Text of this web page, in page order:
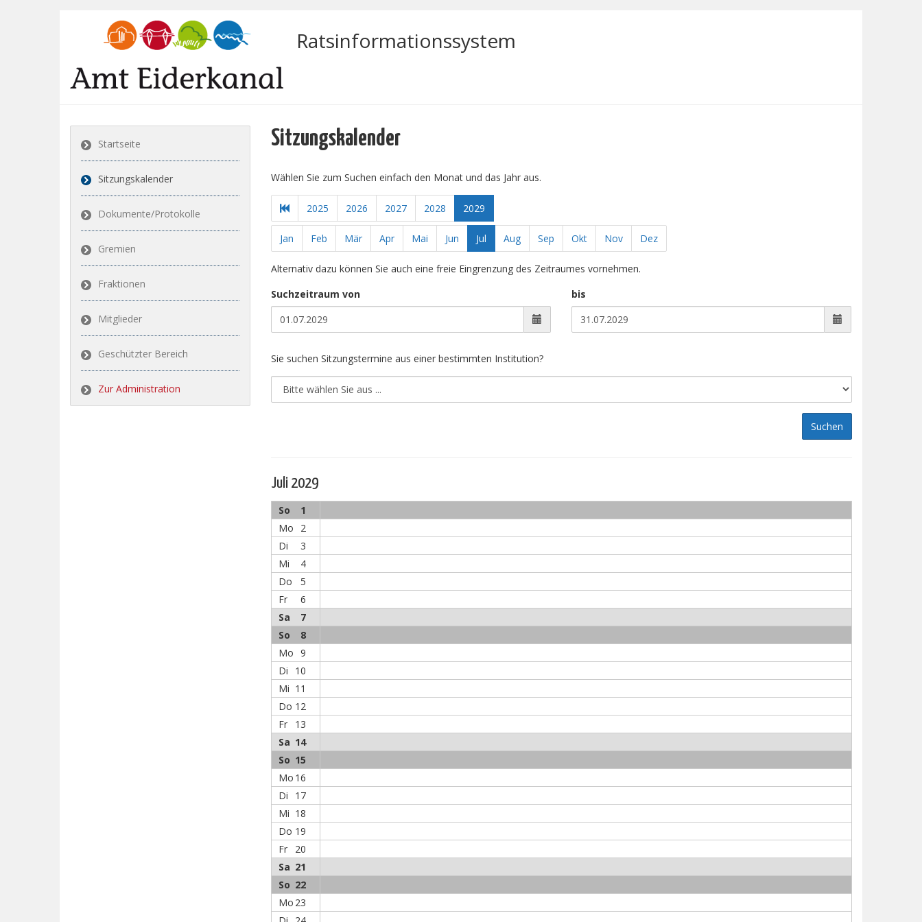
Ratsinformationssystem
Startseite
Sitzungskalender
Dokumente/Protokolle
Gremien
Fraktionen
Mitglieder
Geschützter Bereich
Zur Administration
Sitzungskalender
Wählen Sie zum Suchen einfach den Monat und das Jahr aus.
2025 2026 2027 2028 2029
Jan Feb Mär Apr Mai Jun Jul Aug Sep Okt Nov Dez
Alternativ dazu können Sie auch eine freie Eingrenzung des Zeitraumes vornehmen.
Suchzeitraum von
bis
Sie suchen Sitzungstermine aus einer bestimmten Institution?
Juli 2029
So
1
Mo
2
Di
3
Mi
4
Do
5
Fr
6
Sa
7
So
8
Mo 9
Di
10
Mi 11
Do 12
Fr
13
Sa 14
So 15
Mo 16
Di
17
Mi 18
Do 19
Fr
20
Sa 21
So 22
Mo 23